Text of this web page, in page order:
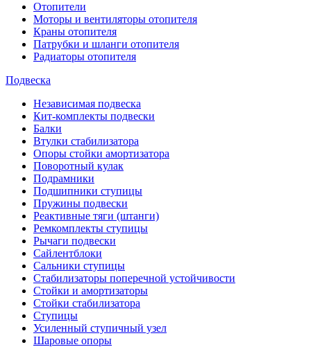
Отопители
Моторы и вентиляторы отопителя
Краны отопителя
Патрубки и шланги отопителя
Радиаторы отопителя
Подвеска
Независимая подвеска
Кит-комплекты подвески
Балки
Втулки стабилизатора
Опоры стойки амортизатора
Поворотный кулак
Подрамники
Подшипники ступицы
Пружины подвески
Реактивные тяги (штанги)
Ремкомплекты ступицы
Рычаги подвески
Сайлентблоки
Сальники ступицы
Стабилизаторы поперечной устойчивости
Стойки и амортизаторы
Стойки стабилизатора
Ступицы
Усиленный ступичный узел
Шаровые опоры